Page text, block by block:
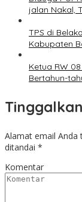
jalan Nakal,
TPS di
Kabupaten
Ketua RW
Bertahun-
Alamat email Anda
ditandai *
Komentar